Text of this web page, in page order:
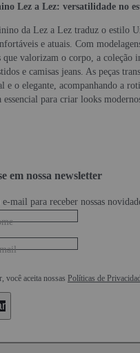
Lez a Lez: versatilidade no
da Lez a Lez traduz o estilo
e atuais. Com
que valorizam o corpo, a coleção
e camisas jeans. As peças
e o elegante, acompanhando a
essencial para criar looks
em nossa newsletter
e-mail para receber nossas
você aceita nossas Políticas de